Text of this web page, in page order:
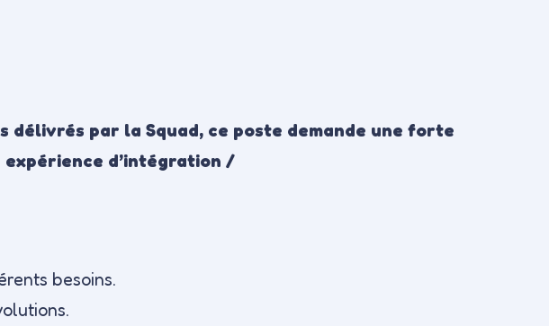
délivrés par la Squad, ce poste demande une forte
expérience d’intégration /
besoins.